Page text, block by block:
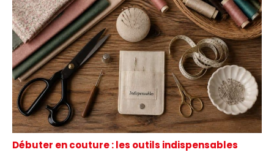
Débuter en couture : les outils indispensables